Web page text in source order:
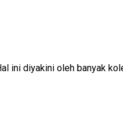
ini diyakini oleh banyak